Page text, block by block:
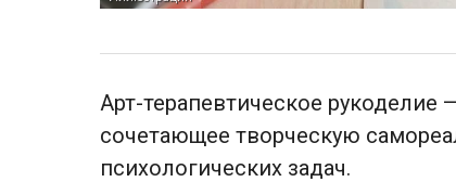
Арт-терапевтическое рукоделие
сочетающее творческую
психологических задач.